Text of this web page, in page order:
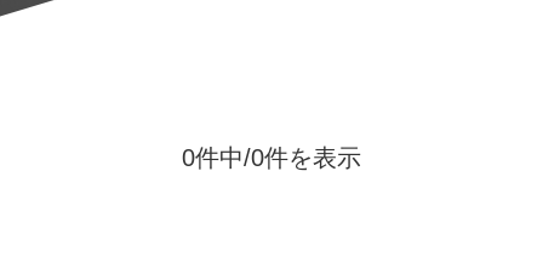
0件中/0件を表示